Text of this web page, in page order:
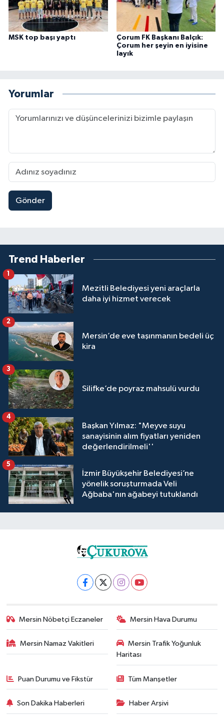
MSK top başı yaptı
Çorum FK Başkanı Balçık:
Çorum her şeyin en iyisine
layık
Yorumlar
Gönder
Trend Haberler
Mezitli Belediyesi yeni araçlarla
daha iyi hizmet verecek
1
Mersin’de eve taşınmanın bedeli üç
kira
2
Silifke’de poyraz mahsulü vurdu
3
Başkan Yılmaz: "Meyve suyu
sanayisinin alım fiyatları yeniden
değerlendirilmeli''
4
İzmir Büyükşehir Belediyesi’ne
yönelik soruşturmada Veli
Ağbaba'nın ağabeyi tutuklandı
5
Mersin Nöbetçi Eczaneler Mersin Hava Durumu
Mersin Namaz Vakitleri
Mersin Trafik Yoğunluk
Haritası
Puan Durumu ve Fikstür Tüm Manşetler
Son Dakika Haberleri Haber Arşivi